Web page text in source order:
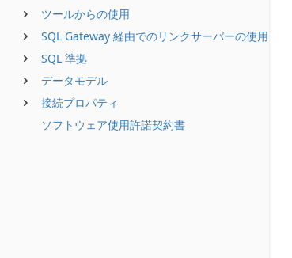
ツールからの使用
SQL Gateway 経由でのリンクサーバーの使用
SQL 準拠
データモデル
接続プロパティ
ソフトウェア使用許諾契約書